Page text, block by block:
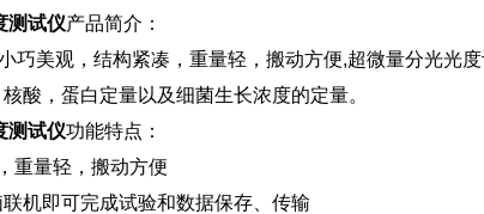
测试仪产品简介：
巧美观，结构紧凑，重量轻，搬动方便,超微量分光光
酸，蛋白定量以及细菌生长浓度的定量。
测试仪功能特点：
重量轻，搬动方便
机即可完成试验和数据保存、传输